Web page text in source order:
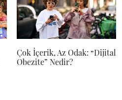
Çok İçerik, Az Odak: “Dijital
Obezite” Nedir?